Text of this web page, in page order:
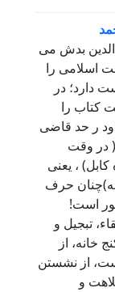
بدش می
اسلامی را
دارد؛ در
کتاب را
ر حد قاضی
در وقت
، یعنی
حرف
است!
تبجیل و
خانه، از
از نشستن
و